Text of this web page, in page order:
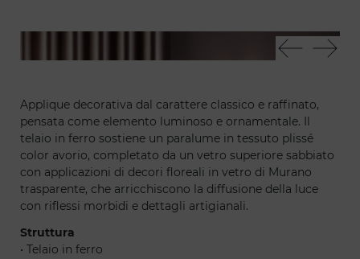
Applique decorativa dal carattere classico e raffinato,
pensata come elemento luminoso e ornamentale. Il
telaio in ferro sostiene un paralume in tessuto plissé
color avorio, completato da un vetro superiore sabbiato
con applicazioni di decori floreali in vetro di Murano
trasparente, che arricchiscono la diffusione della luce
con riflessi morbidi e dettagli artigianali.
Struttura
• Telaio in ferro